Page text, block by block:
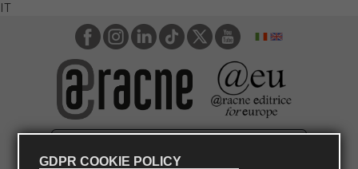
IT
GDPR COOKIE POLICY